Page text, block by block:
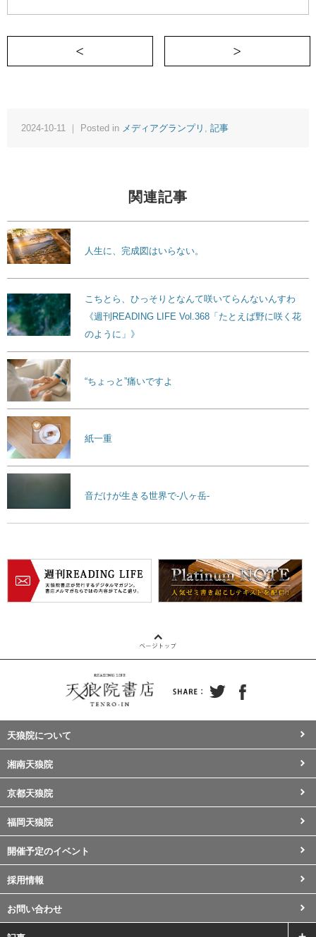
＜ とあるラーメン屋で店主から本気で説
2024-10-11 ｜ Posted in メディアグランプリ 記事
関連記事
人生に、完成図はいらない。
こちとら、ひっそりとなんて咲いてらんないんすわ
《週刊READING LIFE Vol.368「たとえば野に咲く花
のように」》
“ちょっと”痛いですよ
紙一重
音だけが生きる世界で-八ヶ岳-
天狼院について
湘南天狼院
京都天狼院
福岡天狼院
開催予定のイベント
採用情報
お問い合わせ